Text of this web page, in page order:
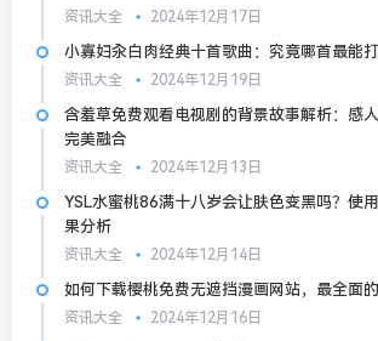
资讯大全 2024年12月17日
小寡妇汆白肉经典十首歌曲：究竟哪首最能
资讯大全 2024年12月19日
含羞草免费观看电视剧的背景故事解析：感
完美融合
资讯大全 2024年12月13日
YSL水蜜桃86满十八岁会让肤色变黑吗？使
果分析
资讯大全 2024年12月14日
如何下载樱桃免费无遮挡漫画网站，最全面
资讯大全 2024年12月16日